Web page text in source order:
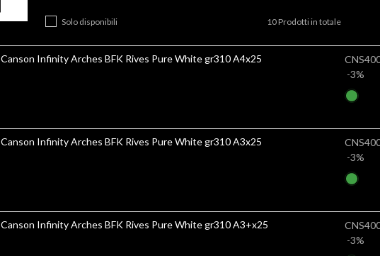
Solo disponibili 10 Prodotti in totale
Canson Infinity Arches BFK Rives Pure White gr310 A4x25
-3%
Canson Infinity Arches BFK Rives Pure White gr310 A3x25
-3%
Canson Infinity Arches BFK Rives Pure White gr310 A3+x25
-3%